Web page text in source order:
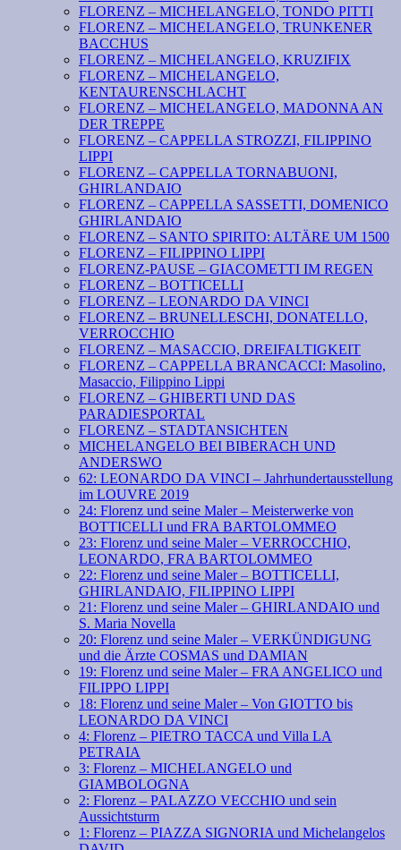
FLORENZ – MICHELANGELO, TONDO PITTI
FLORENZ – MICHELANGELO, TRUNKENER
BACCHUS
FLORENZ – MICHELANGELO, KRUZIFIX
FLORENZ – MICHELANGELO,
KENTAURENSCHLACHT
FLORENZ – MICHELANGELO, MADONNA AN
DER TREPPE
FLORENZ – CAPPELLA STROZZI, FILIPPINO
LIPPI
FLORENZ – CAPPELLA TORNABUONI,
GHIRLANDAIO
FLORENZ – CAPPELLA SASSETTI, DOMENICO
GHIRLANDAIO
FLORENZ – SANTO SPIRITO: ALTÄRE UM 1500
FLORENZ – FILIPPINO LIPPI
FLORENZ-PAUSE – GIACOMETTI IM REGEN
FLORENZ – BOTTICELLI
FLORENZ – LEONARDO DA VINCI
FLORENZ – BRUNELLESCHI, DONATELLO,
VERROCCHIO
FLORENZ – MASACCIO, DREIFALTIGKEIT
FLORENZ – CAPPELLA BRANCACCI: Masolino,
Masaccio, Filippino Lippi
FLORENZ – GHIBERTI UND DAS
PARADIESPORTAL
FLORENZ – STADTANSICHTEN
MICHELANGELO BEI BIBERACH UND
ANDERSWO
62: LEONARDO DA VINCI – Jahrhundertausstellung
im LOUVRE 2019
24: Florenz und seine Maler – Meisterwerke von
BOTTICELLI und FRA BARTOLOMMEO
23: Florenz und seine Maler – VERROCCHIO,
LEONARDO, FRA BARTOLOMMEO
22: Florenz und seine Maler – BOTTICELLI,
GHIRLANDAIO, FILIPPINO LIPPI
21: Florenz und seine Maler – GHIRLANDAIO und
S. Maria Novella
20: Florenz und seine Maler – VERKÜNDIGUNG
und die Ärzte COSMAS und DAMIAN
19: Florenz und seine Maler – FRA ANGELICO und
FILIPPO LIPPI
18: Florenz und seine Maler – Von GIOTTO bis
LEONARDO DA VINCI
4: Florenz – PIETRO TACCA und Villa LA
PETRAIA
3: Florenz – MICHELANGELO und
GIAMBOLOGNA
2: Florenz – PALAZZO VECCHIO und sein
Aussichtsturm
1: Florenz – PIAZZA SIGNORIA und Michelangelos